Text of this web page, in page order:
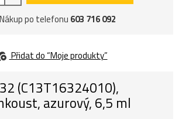
Nákup po telefonu 603 716 092
Přidat do “Moje produkty”
(C13T16324010),
azurový, 6,5 ml